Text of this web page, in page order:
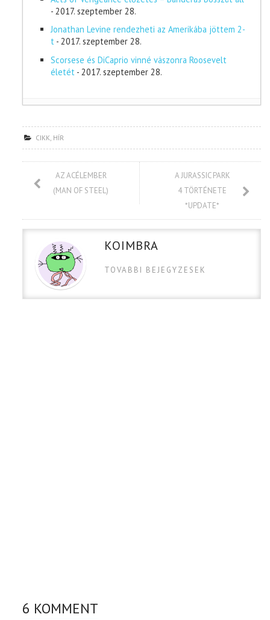
- 2017. szeptember 28.
Jonathan Levine rendezheti az Amerikába jöttem 2-
t - 2017. szeptember 28.
Scorsese és DiCaprio vinné vászonra Roosevelt
életét - 2017. szeptember 28.
CIKK, HÍR
AZ ACÉLEMBER
(MAN OF STEEL)
A JURASSIC PARK
4 TÖRTÉNETE
*UPDATE*
KOIMBRA
TOVABBI BEJEGYZESEK
6 KOMMENT